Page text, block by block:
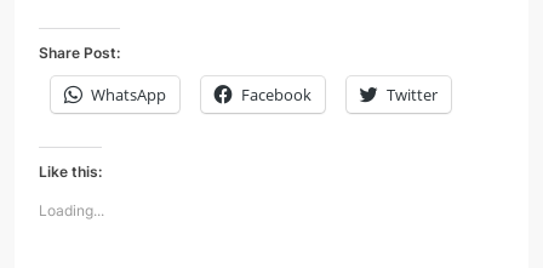
Share Post:
WhatsApp Facebook Twitter
Like this:
Loading...